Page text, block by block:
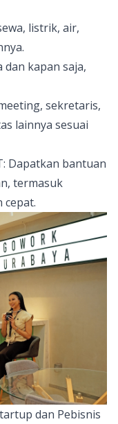
listrik, air,
dan kapan saja,
sekretaris,
lainnya sesuai
Dapatkan bantuan
termasuk
cepat.
dan Pebisnis